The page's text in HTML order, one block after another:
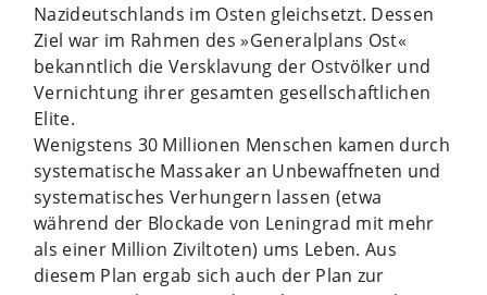
Nazideutschlands im Osten gleichsetzt. Dessen
Ziel war im Rahmen des »Generalplans Ost«
bekanntlich die Versklavung der Ostvölker und
Vernichtung ihrer gesamten gesellschaftlichen
Elite.
Wenigstens 30 Millionen Menschen kamen durch
systematische Massaker an Unbewaffneten und
systematisches Verhungern lassen (etwa
während der Blockade von Leningrad mit mehr
als einer Million Ziviltoten) ums Leben. Aus
diesem Plan ergab sich auch der Plan zur